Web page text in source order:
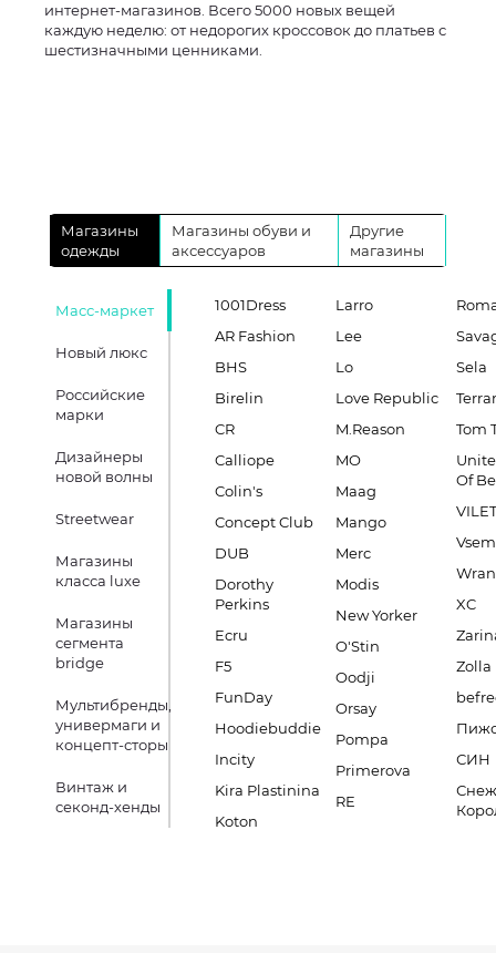
интернет-магазинов. Всего 5000 новых вещей
каждую неделю: от недорогих кроссовок до платьев с
шестизначными ценниками.
Магазины
одежды
Магазины обуви и
аксессуаров
Другие
магазины
Масс-маркет
Новый люкс
Российские
марки
Дизайнеры
новой волны
Streetwear
Магазины
класса luxe
Магазины
сегмента
bridge
Мультибренды,
универмаги и
концепт-сторы
Винтаж и
секонд-хенды
1001Dress
AR Fashion
BHS
Birelin
CR
Calliope
Colin's
Concept Club
DUB
Dorothy
Perkins
Ecru
F5
FunDay
Hoodiebuddie
Incity
Kira Plastinina
Koton
Larro
Lee
Lo
Love Republic
M.Reason
MO
Maag
Mango
Merc
Modis
New Yorker
O'Stin
Oodji
Orsay
Pompa
Primerova
RE
Sela
Tom
Of
VILET
XC
Zolla
СИН